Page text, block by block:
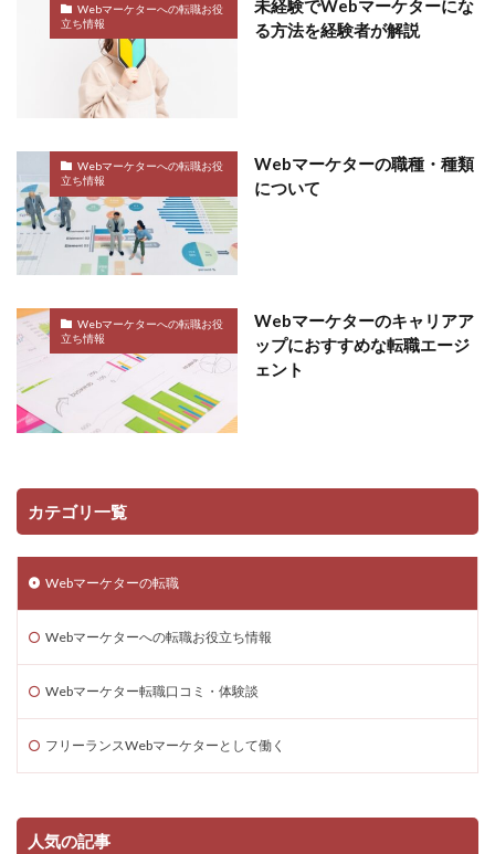
Webマーケターへの転職お役
立ち情報
未経験でWebマーケターにな
る方法を経験者が解説
Webマーケターへの転職お役
立ち情報
Webマーケターの職種・種類
について
Webマーケターへの転職お役
立ち情報
Webマーケターのキャリアア
ップにおすすめな転職エージ
ェント
カテゴリ一覧
Webマーケターの転職
Webマーケターへの転職お役立ち情報
Webマーケター転職口コミ・体験談
フリーランスWebマーケターとして働く
人気の記事